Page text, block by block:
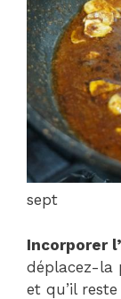
sept
Incorporer
déplacez-la
et qu’il